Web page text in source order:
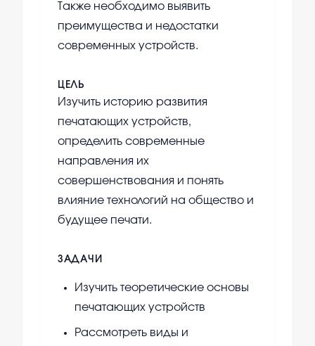
Также необходимо выявить
преимущества и недостатки
современных устройств.
ЦЕЛЬ
Изучить историю развития
печатающих устройств,
определить современные
направления их
совершенствования и понять
влияние технологий на общество и
будущее печати.
ЗАДАЧИ
Изучить теоретические основы
печатающих устройств
Рассмотреть виды и